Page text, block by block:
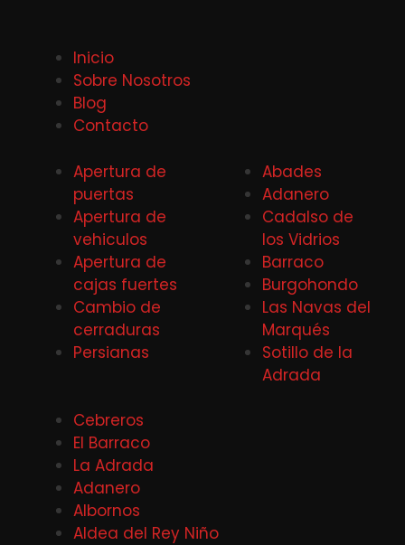
Inicio
Sobre Nosotros
Blog
Contacto
Apertura de
puertas
Apertura de
vehiculos
Apertura de
cajas fuertes
Cambio de
cerraduras
Persianas
Abades
Adanero
Cadalso de
los Vidrios
Barraco
Burgohondo
Las Navas del
Marqués
Sotillo de la
Adrada
Cebreros
El Barraco
La Adrada
Adanero
Albornos
Aldea del Rey Niño